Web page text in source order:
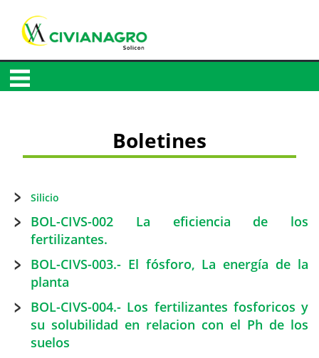
Boletines
Silicio
BOL-CIVS-002 La eficiencia de los
fertilizantes.
BOL-CIVS-003.- El fósforo, La energía de la
planta
BOL-CIVS-004.- Los fertilizantes fosforicos y
su solubilidad en relacion con el Ph de los
suelos